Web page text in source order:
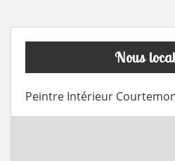
Nous
Peintre Intérieur